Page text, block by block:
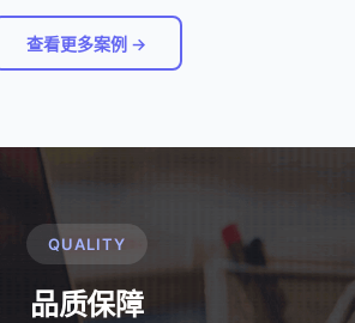
查看更多案例 →
QUALITY
品质保障